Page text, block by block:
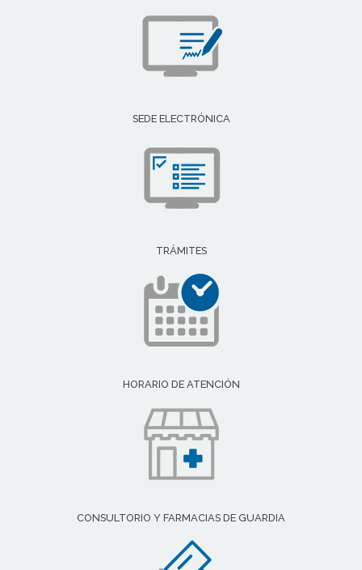
SEDE ELECTRÓNICA
TRÁMITES
HORARIO DE ATENCIÓN
CONSULTORIO Y FARMACIAS DE GUARDIA